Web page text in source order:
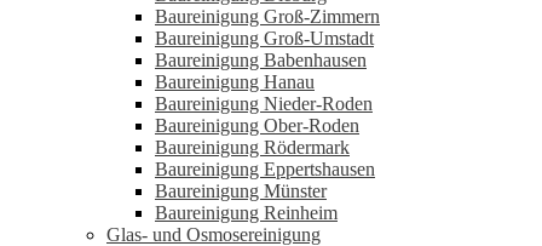
Baureinigung Groß-Zimmern
Baureinigung Groß-Umstadt
Baureinigung Babenhausen
Baureinigung Hanau
Baureinigung Nieder-Roden
Baureinigung Ober-Roden
Baureinigung Rödermark
Baureinigung Eppertshausen
Baureinigung Münster
Baureinigung Reinheim
Glas- und Osmosereinigung